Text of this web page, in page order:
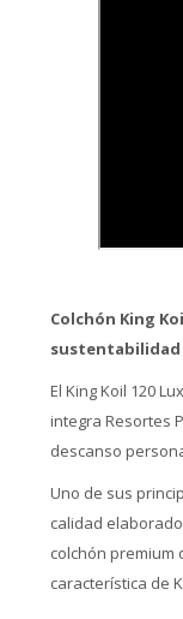
Colchón King
sustentabilidad
El King Koil 120
integra Resortes
descanso
Uno de sus
calidad
colchón premium
característica de